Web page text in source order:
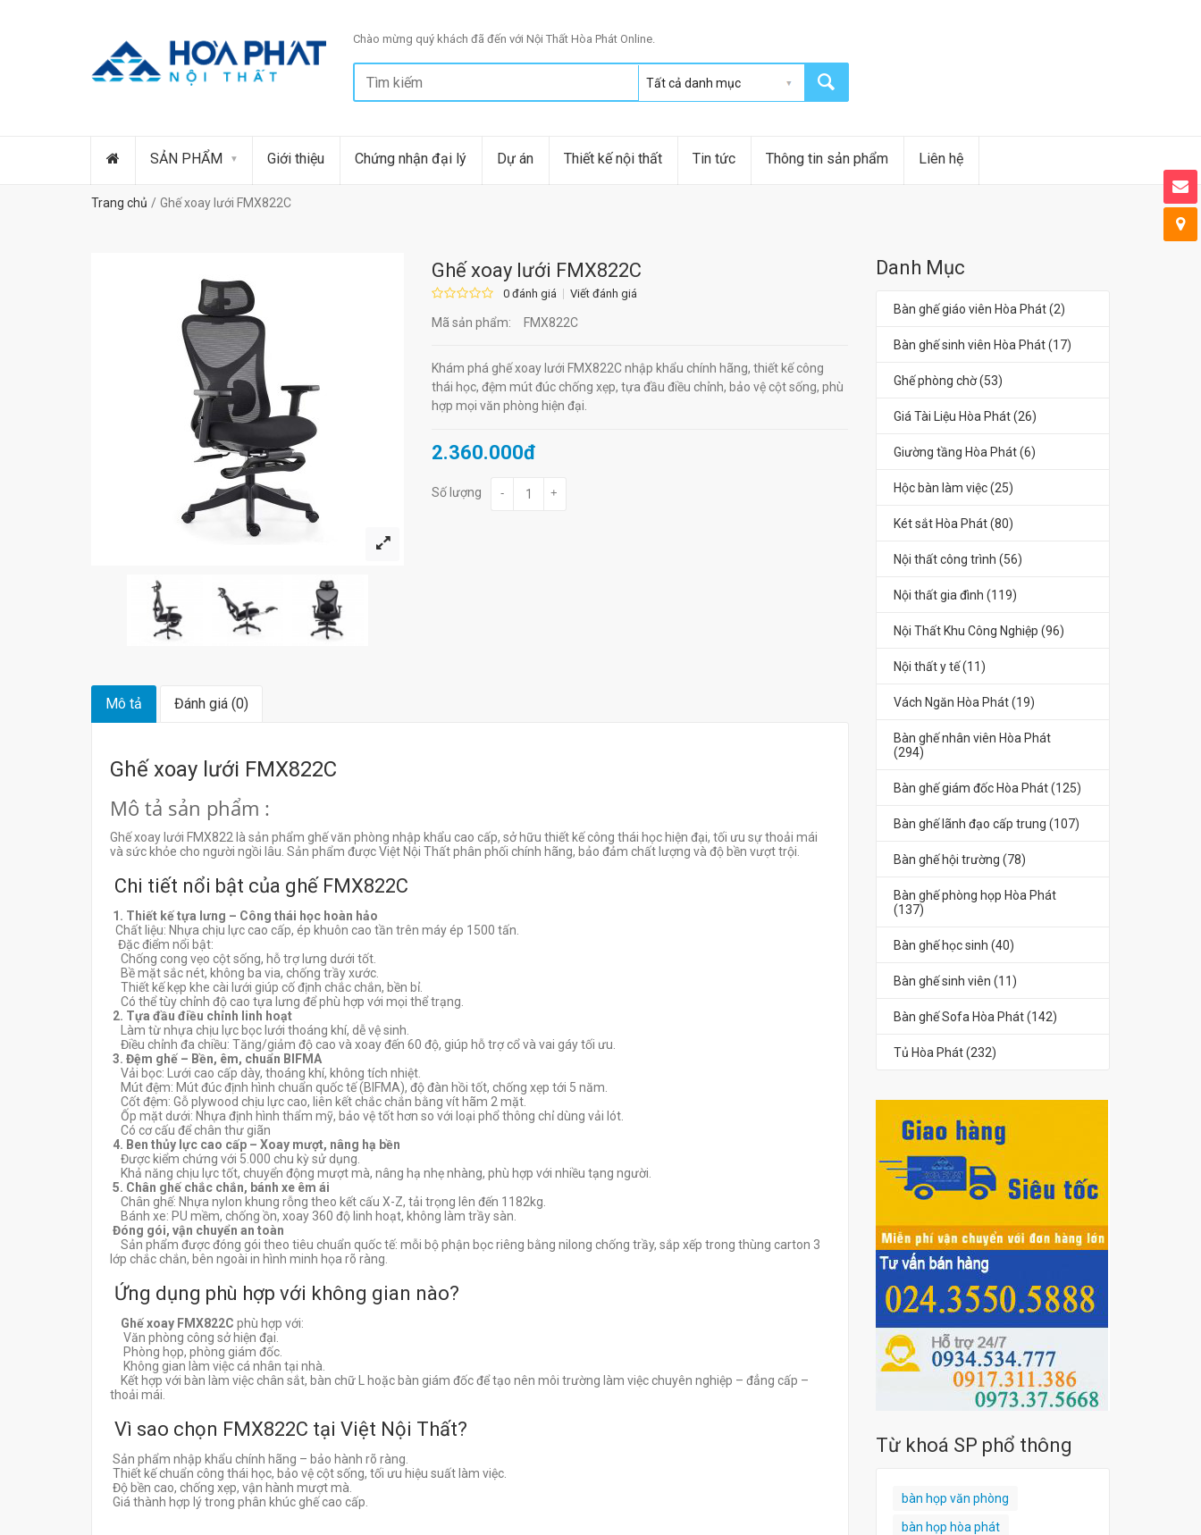
Chào mừng quý khách đã đến với Nội Thất Hòa Phát Online.
SẢN PHẨM Giới thiệu Chứng nhận đại lý Dự án Thiết kế nội thất Tin tức Thông tin sản phẩm Liên hệ
Trang chủ Ghế xoay lưới FMX822C
Ghế xoay lưới FMX822C
0 đánh giá Viết đánh giá
Mã sản phẩm: FMX822C
Khám phá ghế xoay lưới FMX822C nhập khẩu chính hãng, thiết kế công
thái học, đệm mút đúc chống xẹp, tựa đầu điều chỉnh, bảo vệ cột sống, phù
hợp mọi văn phòng hiện đại.
2.360.000đ
Số lượng - +
Mô tả Đánh giá (0)
Ghế xoay lưới FMX822C
Mô tả sản phẩm :
Ghế xoay lưới FMX822 là sản phẩm ghế văn phòng nhập khẩu cao cấp, sở hữu thiết kế công thái học hiện đại, tối ưu sự thoải mái
và sức khỏe cho người ngồi lâu. Sản phẩm được Việt Nội Thất phân phối chính hãng, bảo đảm chất lượng và độ bền vượt trội.
Chi tiết nổi bật của ghế FMX822C
1. Thiết kế tựa lưng – Công thái học hoàn hảo
Chất liệu: Nhựa chịu lực cao cấp, ép khuôn cao tần trên máy ép 1500 tấn.
Đặc điểm nổi bật:
Chống cong vẹo cột sống, hỗ trợ lưng dưới tốt.
Bề mặt sắc nét, không ba via, chống trầy xước.
Thiết kế kẹp khe cài lưới giúp cố định chắc chắn, bền bỉ.
Có thể tùy chỉnh độ cao tựa lưng để phù hợp với mọi thể trạng.
2. Tựa đầu điều chỉnh linh hoạt
Làm từ nhựa chịu lực bọc lưới thoáng khí, dễ vệ sinh.
Điều chỉnh đa chiều: Tăng/giảm độ cao và xoay đến 60 độ, giúp hỗ trợ cổ và vai gáy tối ưu.
3. Đệm ghế – Bền, êm, chuẩn BIFMA
Vải bọc: Lưới cao cấp dày, thoáng khí, không tích nhiệt.
Mút đệm: Mút đúc định hình chuẩn quốc tế (BIFMA), độ đàn hồi tốt, chống xẹp tới 5 năm.
Cốt đệm: Gỗ plywood chịu lực cao, liên kết chắc chắn bằng vít hãm 2 mặt.
Ốp mặt dưới: Nhựa định hình thẩm mỹ, bảo vệ tốt hơn so với loại phổ thông chỉ dùng vải lót.
Có cơ cấu để chân thư giãn
4. Ben thủy lực cao cấp – Xoay mượt, nâng hạ bền
Được kiểm chứng với 5.000 chu kỳ sử dụng.
Khả năng chịu lực tốt, chuyển động mượt mà, nâng hạ nhẹ nhàng, phù hợp với nhiều tạng người.
5. Chân ghế chắc chắn, bánh xe êm ái
Chân ghế: Nhựa nylon khung rỗng theo kết cấu X-Z, tải trọng lên đến 1182kg.
Bánh xe: PU mềm, chống ồn, xoay 360 độ linh hoạt, không làm trầy sàn.
Đóng gói, vận chuyển an toàn
Sản phẩm được đóng gói theo tiêu chuẩn quốc tế: mỗi bộ phận bọc riêng bằng nilong chống trầy, sắp xếp trong thùng carton 3
lớp chắc chắn, bên ngoài in hình minh họa rõ ràng.
Ứng dụng phù hợp với không gian nào?
Ghế xoay FMX822C phù hợp với:
Văn phòng công sở hiện đại.
Phòng họp, phòng giám đốc.
Không gian làm việc cá nhân tại nhà.
Kết hợp với bàn làm việc chân sắt, bàn chữ L hoặc bàn giám đốc để tạo nên môi trường làm việc chuyên nghiệp – đẳng cấp –
thoải mái.
Vì sao chọn FMX822C tại Việt Nội Thất?
Sản phẩm nhập khẩu chính hãng – bảo hành rõ ràng.
Thiết kế chuẩn công thái học, bảo vệ cột sống, tối ưu hiệu suất làm việc.
Độ bền cao, chống xẹp, vận hành mượt mà.
Giá thành hợp lý trong phân khúc ghế cao cấp.
Danh Mục
Bàn ghế giáo viên Hòa Phát (2)
Bàn ghế sinh viên Hòa Phát (17)
Ghế phòng chờ (53)
Giá Tài Liệu Hòa Phát (26)
Giường tầng Hòa Phát (6)
Hộc bàn làm việc (25)
Két sắt Hòa Phát (80)
Nội thất công trình (56)
Nội thất gia đình (119)
Nội Thất Khu Công Nghiệp (96)
Nội thất y tế (11)
Vách Ngăn Hòa Phát (19)
Bàn ghế nhân viên Hòa Phát
(294)
Bàn ghế giám đốc Hòa Phát (125)
Bàn ghế lãnh đạo cấp trung (107)
Bàn ghế hội trường (78)
Bàn ghế phòng họp Hòa Phát
(137)
Bàn ghế học sinh (40)
Bàn ghế sinh viên (11)
Bàn ghế Sofa Hòa Phát (142)
Tủ Hòa Phát (232)
Từ khoá SP phổ thông
bàn họp văn phòng
bàn họp hòa phát